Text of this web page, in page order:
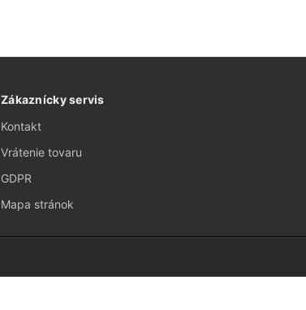
Zákaznícky servis
Kontakt
Vrátenie tovaru
GDPR
Mapa stránok